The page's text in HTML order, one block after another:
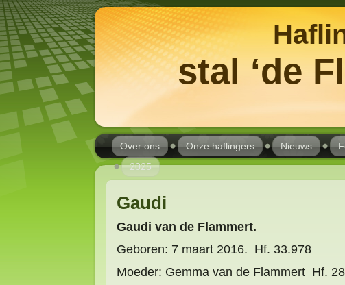
stal ‘de
Over ons Onze haflingers Nieuws
2025
Gaudi
Gaudi van de Flammert.
Geboren: 7 maart 2016. Hf. 33.978
Moeder: Gemma van de Flammert Hf.